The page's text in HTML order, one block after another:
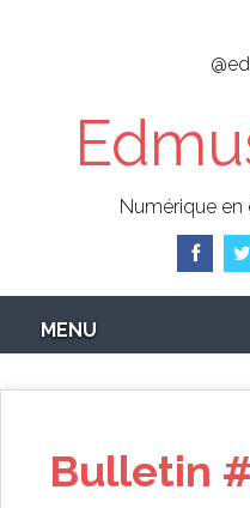
Numérique en
MENU
Bulletin